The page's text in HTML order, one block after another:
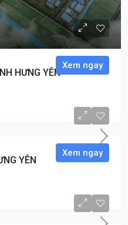
HƯNG YÊN
Xem ngay
YÊN
Xem ngay